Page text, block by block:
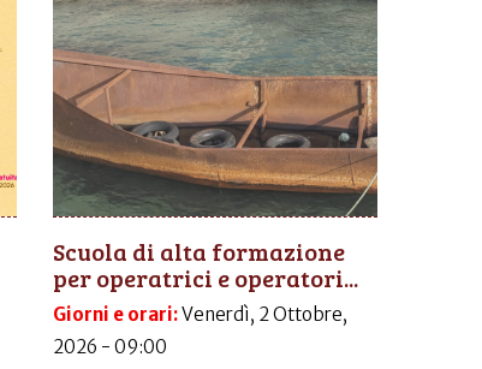
Scuola di alta formazione
per operatrici e operatori...
Giorni e orari:Venerdì, 2 Ottobre,
2026 - 09:00